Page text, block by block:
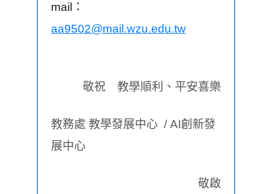
mail：
aa9502@mail.wzu.edu.tw
敬祝 教學順利、平安喜樂
教務處 教學發展中心 / AI創新發
展中心
敬啟